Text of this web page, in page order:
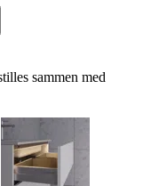
sammen med